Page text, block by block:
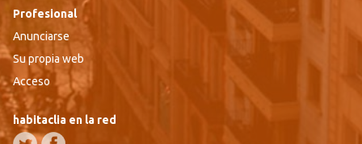
Profesional
Anunciarse
Su propia web
Acceso
habitaclia en la red